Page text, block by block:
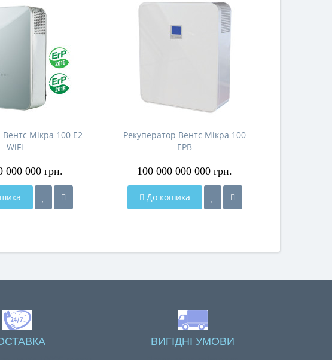
Вентс Мікра 100 Е2
WiFi
000 000 грн.
Рекуператор Вентс Мікра 100
ЕРВ
100 000 000 000 грн.
До кошика
ВИГІДНІ УМОВИ